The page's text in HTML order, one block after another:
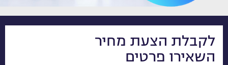
לקבלת הצעת מחיר
השאירו פרטים